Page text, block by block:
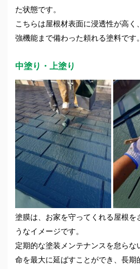
た状態です。
こちらは屋根材表面に浸透性が高く
強機能まで備わった頼れる塗料です。
中塗り・上塗り
塗膜は、お家を守ってくれる屋根を
うなイメージです。
定期的な塗装メンテナンスを怠らな
命を最大に延ばすことができ、長期